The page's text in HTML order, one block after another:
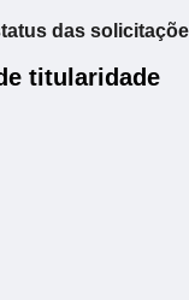
das
titularidade